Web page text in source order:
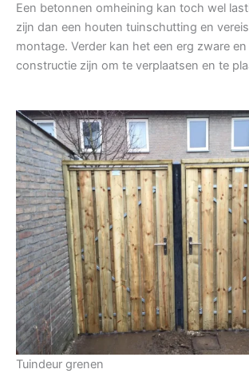
Een betonnen omheining kan toch wel
zijn dan een houten tuinschutting en
montage. Verder kan het een erg zware
constructie zijn om te verplaatsen en te
Tuindeur grenen